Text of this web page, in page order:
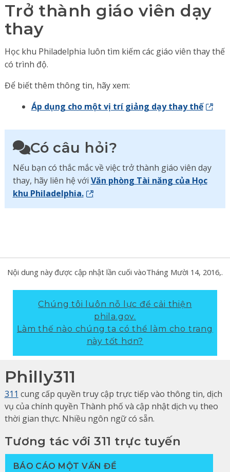
Trở thành giáo viên dạy
thay
Học khu Philadelphia luôn tìm kiếm các giáo viên thay thế
có trình độ.
Để biết thêm thông tin, hãy xem:
Áp dụng cho một vị trí giảng dạy thay thế
Có câu hỏi?
Nếu bạn có thắc mắc về việc trở thành giáo viên dạy
thay, hãy liên hệ với Văn phòng Tài năng của Học
khu Philadelphia.
Nội dung này được cập nhật lần cuối vàoTháng Mười 14, 2016,.
Chúng tôi luôn nỗ lực để cải thiện
phila.gov.
Làm thế nào chúng ta có thể làm cho trang
này tốt hơn?
Philly311
311 cung cấp quyền truy cập trực tiếp vào thông tin, dịch
vụ của chính quyền Thành phố và cập nhật dịch vụ theo
thời gian thực. Nhiều ngôn ngữ có sẵn.
Tương tác với 311 trực tuyến
BÁO CÁO MỘT VẤN ĐỀ